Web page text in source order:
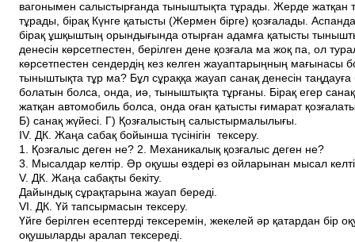
вагонымен салыстырғанда тыныштықта тұрады. Жерде
тұрады, бірақ Күнге қатысты (Жермен бірге) қозғалады.
бірақ ұшқыштың орындығында отырған адамға қатысты
денесін көрсетпестен, берілген дене қозғала ма жоқ па, ол
көрсетпестен сендердің кез келген жауаптарыңның мағынасы
тыныштықта тұр ма? Бұл сұраққа жауап санақ денесін
болатын болса, онда, иә, тыныштықта тұрғаны. Бірақ егер
жатқан автомобиль болса, онда оған қатысты ғимарат
Б) санақ жүйесі. Г) Қозғалыстың салыстырмалылығы.
ІV. ДК. Жаңа сабақ бойынша түсінігін тексеру.
1. Қозғалыс деген не? 2. Механикалық қозғалыс деген не?
3. Мысалдар келтір. Әр оқушы өздері өз ойларынан мысал
V. ДК. Жаңа сабақты бекіту.
Дайындық сұрақтарына жауап береді.
VI. ДК. Үй тапсырмасын тексеру.
Үйге берілген есептерді тексеремін, жекелей әр қатардан бір
оқушыларды аралап тексереді.